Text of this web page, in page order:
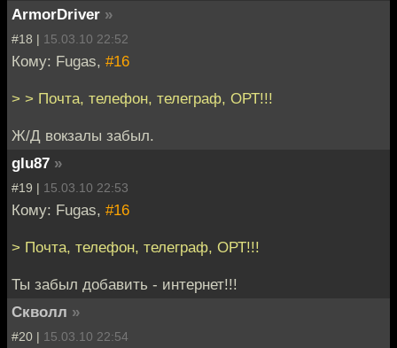
ArmorDriver »
#18 | 15.03.10 22:52
Кому: Fugas, #16
> > Почта, телефон, телеграф, ОРТ!!!
Ж/Д вокзалы забыл.
glu87 »
#19 | 15.03.10 22:53
Кому: Fugas, #16
> Почта, телефон, телеграф, ОРТ!!!
Ты забыл добавить - интернет!!!
Скволл »
#20 | 15.03.10 22:54